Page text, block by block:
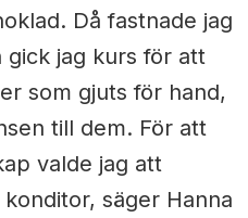
Då fastnade jag
jag kurs för att
som gjuts för hand,
till dem. För att
valde jag att
säger Hanna